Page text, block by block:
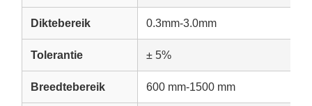
Diktebereik 0.3mm-3.0mm
Tolerantie ± 5%
Breedtebereik 600 mm-1500 mm